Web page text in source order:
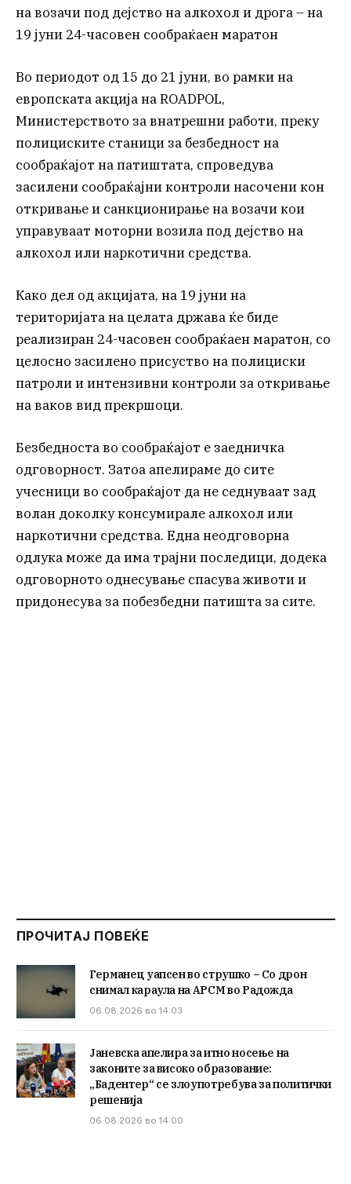
на возачи под дејство на алкохол и дрога – на
19 јуни 24-часовен сообраќаен маратон
Во периодот од 15 до 21 јуни, во рамки на
европската акција на ROADPOL,
Министерството за внатрешни работи, преку
полициските станици за безбедност на
сообраќајот на патиштата, спроведува
засилени сообраќајни контроли насочени кон
откривање и санкционирање на возачи кои
управуваат моторни возила под дејство на
алкохол или наркотични средства.
Како дел од акцијата, на 19 јуни на
територијата на целата држава ќе биде
реализиран 24-часовен сообраќаен маратон, со
целосно засилено присуство на полициски
патроли и интензивни контроли за откривање
на ваков вид прекршоци.
Безбедноста во сообраќајот е заедничка
одговорност. Затоа апелираме до сите
учесници во сообраќајот да не седнуваат зад
волан доколку консумирале алкохол или
наркотични средства. Една неодговорна
одлука може да има трајни последици, додека
одговорното однесување спасува животи и
придонесува за побезбедни патишта за сите.
ПРОЧИТАЈ ПОВЕЌЕ
Германец уапсен во струшко – Со дрон
снимал караула на АРСМ во Радожда
06.08.2026 во 14:03
Јаневска апелира за итно носење на
законите за високо образование:
„Бадентер“ се злоупотребува за политички
решенија
06.08.2026 во 14:00